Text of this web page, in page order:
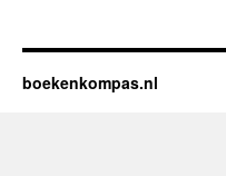
boekenkompas.nl